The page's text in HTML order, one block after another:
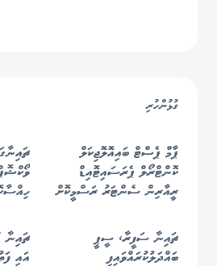
ގުޅުންހުރި
ޕާމް ޕެސްޓް ބައިއޮލޮޖިކަލް
ކޮންޓްރޯލް ޕެރަސައިޓޮއިޑް
ރީއާރިން ސެންޓަރު ރަސްމީކޮށް
ޗައިނާ ސަފީރާ، ސީޕީ
ބައްދަލުކުރައްވައިފި
ޗައިނާ
އައި